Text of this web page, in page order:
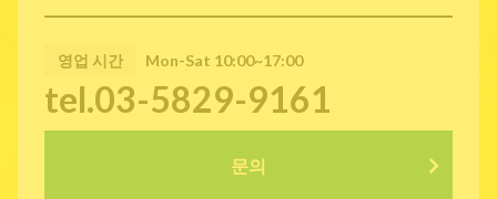
영업 시간 Mon-Sat 10:00~17:00
tel.03-5829-9161
문의